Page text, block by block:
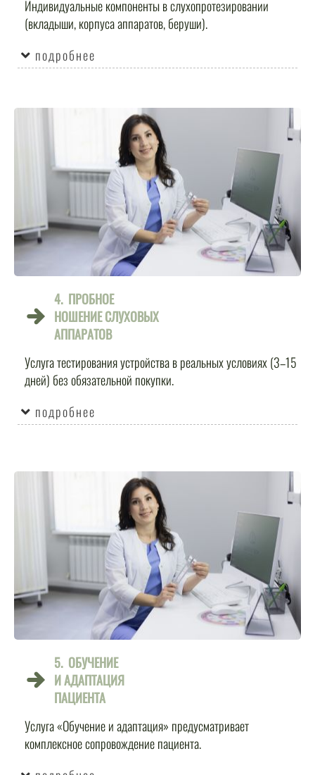
Индивидуальные компоненты в слухопротезировании
(вкладыши, корпуса аппаратов, беруши).
подробнее
4. ПРОБНОЕ
НОШЕНИЕ СЛУХОВЫХ
АППАРАТОВ
Услуга тестирования устройства в реальных условиях (3–15
дней) без обязательной покупки.
подробнее
5. ОБУЧЕНИЕ
И АДАПТАЦИЯ
ПАЦИЕНТА
Услуга «Обучение и адаптация» предусматривает
комплексное сопровождение пациента.